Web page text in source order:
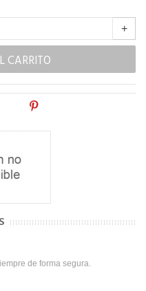
+
CARRITO
de forma segura.